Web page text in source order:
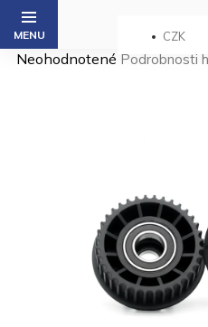
Prejsť
obsah
CZK
Priemerné
Neohodnotené Podrobnosti